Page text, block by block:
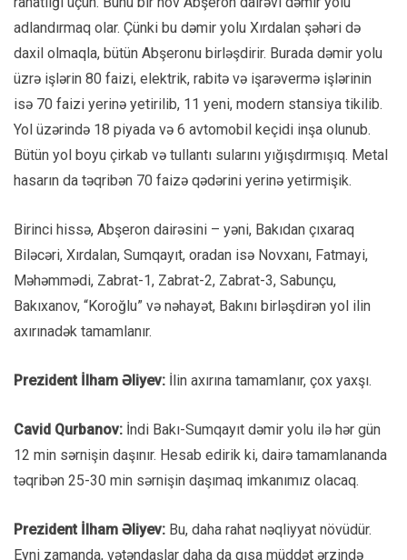
adlandırmaq olar. Çünki bu dəmir yolu Xırdalan şəhəri də
daxil olmaqla, bütün Abşeronu birləşdirir. Burada dəmir yolu
üzrə işlərin 80 faizi, elektrik, rabitə və işarəvermə işlərinin
isə 70 faizi yerinə yetirilib, 11 yeni, modern stansiya tikilib.
Yol üzərində 18 piyada və 6 avtomobil keçidi inşa olunub.
Bütün yol boyu çirkab və tullantı sularını yığışdırmışıq. Metal
hasarın da təqribən 70 faizə qədərini yerinə yetirmişik.
Birinci hissə, Abşeron dairəsini – yəni, Bakıdan çıxaraq
Biləcəri, Xırdalan, Sumqayıt, oradan isə Novxanı, Fatmayi,
Məhəmmədi, Zabrat-1, Zabrat-2, Zabrat-3, Sabunçu,
Bakıxanov, “Koroğlu” və nəhayət, Bakını birləşdirən yol ilin
axırınadək tamamlanır.
Prezident İlham Əliyev: İlin axırına tamamlanır, çox yaxşı.
Cavid Qurbanov: İndi Bakı-Sumqayıt dəmir yolu ilə hər gün
12 min sərnişin daşınır. Hesab edirik ki, dairə tamamlananda
təqribən 25-30 min sərnişin daşımaq imkanımız olacaq.
Prezident İlham Əliyev: Bu, daha rahat nəqliyyat növüdür.
Eyni zamanda, vətəndaşlar daha da qısa müddət ərzində